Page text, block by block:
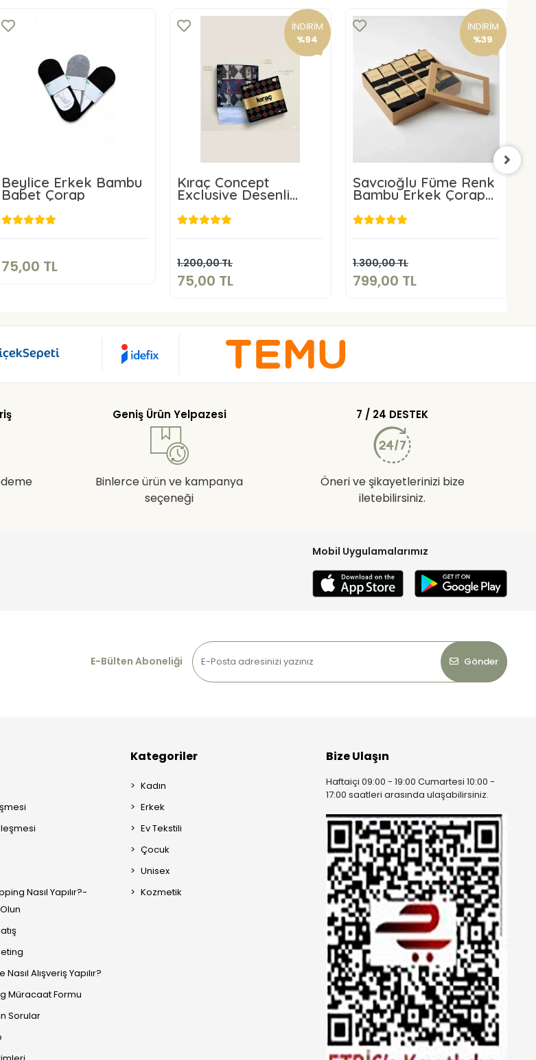
Beylice Erkek Bambu
Babet Çorap
75,00 TL
75,00 TL
İNDİRİM
%94
Kıraç Concept
Exclusive Desenli
1.200,00 TL
75,00 TL
Sepete Ekle
İNDİRİM
%39
Savcıoğlu Füme Renk
Bambu Erkek Çorap
1.300,00 TL
799,00 TL
Sepete Ekle
Geniş Ürün Yelpazesi
Binlerce ürün ve kampanya
seçeneği
7 / 24 DESTEK
Öneri ve şikayetlerinizi bize
iletebilirsiniz.
Mobil Uygulamalarımız
E-Bülten Aboneliği
Gönder
Nasıl Yapılır?-
Nasıl Alışveriş Yapılır?
Müracaat Formu
Sorular
Kategoriler
Kadın
Erkek
Ev Tekstili
Çocuk
Unisex
Kozmetik
Bize Ulaşın
Haftaiçi 09:00 - 19:00 Cumartesi 10:00 -
17:00 saatleri arasında ulaşabilirsiniz.